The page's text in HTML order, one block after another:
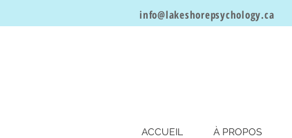
info@lakeshorepsychology.ca
ACCUEIL À PROPOS